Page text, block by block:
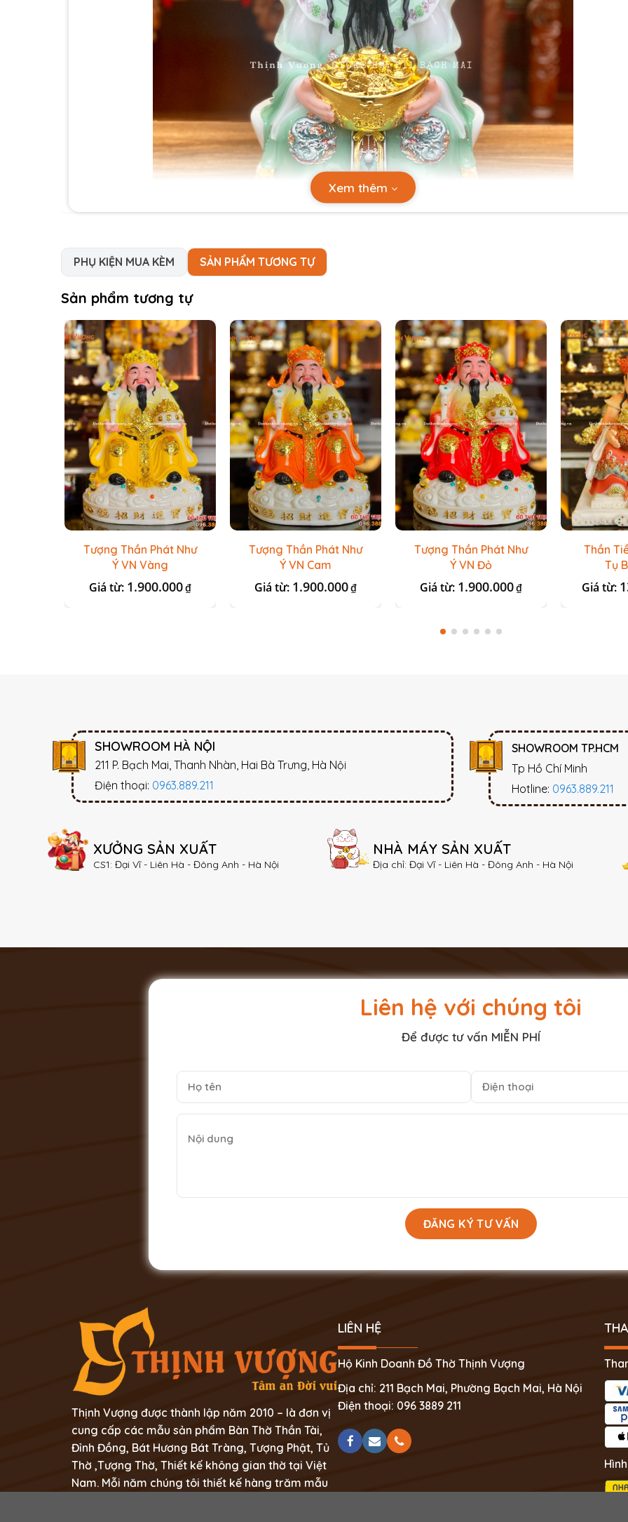
Xem thêm
PHỤ KIỆN MUA KÈM SẢN PHẨM TƯƠNG TỰ
Sản phẩm tương tự
Tượng Thần Phát Như
Ý VN Vàng
Giá từ: 1.900.000₫
Tượng Thần Phát Như
Ý VN Cam
Giá từ: 1.900.000₫
Tượng Thần Phát Như
Ý VN Đỏ
Giá từ: 1.900.000₫
Thần
Tụ
Giá từ:
SHOWROOM HÀ NỘI
211 P. Bạch Mai, Thanh Nhàn, Hai Bà Trưng, Hà Nội
Điện thoại: 0963.889.211
SHOWROOM TP.HCM
Tp Hồ Chí Minh
Hotline: 0963.889.211
XƯỞNG SẢN XUẤT
CS1: Đại Vĩ - Liên Hà - Đông Anh - Hà Nội
NHÀ MÁY SẢN XUẤT
Địa chỉ: Đại Vĩ - Liên Hà - Đông Anh - Hà Nội
Liên hệ với chúng tôi
Để được tư vấn MIỄN PHÍ
Thịnh Vượng được thành lập năm 2010 – là đơn vị
cung cấp các mẫu sản phẩm Bàn Thờ Thần Tài,
Đỉnh Đồng, Bát Hương Bát Tràng, Tượng Phật, Tủ
Thờ ,Tượng Thờ, Thiết kế không gian thờ tại Việt
Nam. Mỗi năm chúng tôi thiết kế hàng trăm mẫu
LIÊN HỆ
Hộ Kinh Doanh Đồ Thờ Thịnh Vượng
Địa chỉ: 211 Bạch Mai, Phường Bạch Mai, Hà Nội
Điện thoại: 096 3889 211